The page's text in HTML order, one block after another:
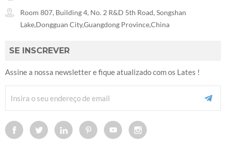
Room 807, Building 4, No. 2 R&D 5th Road, Songshan
Lake,Dongguan City,Guangdong Province,China
SE INSCREVER
Assine a nossa newsletter e fique atualizado com os Lates !